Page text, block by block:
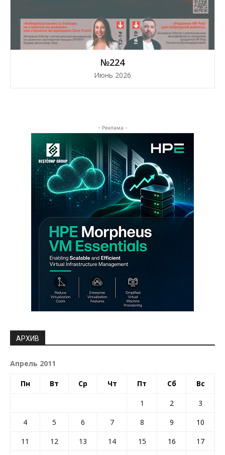
№224
Июнь 2026
- Реклама -
АРХИВ
Апрель 2011
Пн Вт Ср Чт Пт Сб Вс
1 2
3
4
5 6 7 8 9
10
11
12 13 14 15 16
17